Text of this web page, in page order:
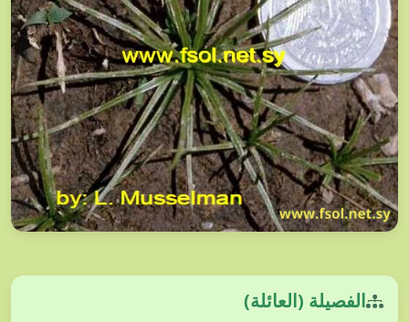
الفصيلة (العائلة)